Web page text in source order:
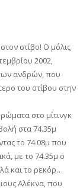
στίβο! Ο μόλις
2002,
ανδρών, που
του στίβου στην
στο μίτινγκ
στα 74.35μ
το 74.08μ που
με το 74.35μ ο
και το ρεκόρ…
Αλέκνα, που